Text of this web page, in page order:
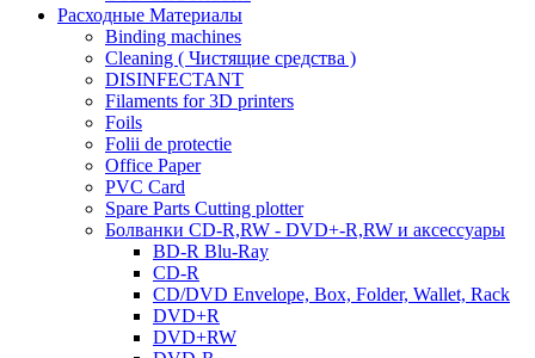
Расходные Материалы
Binding machines
Cleaning ( Чистящие средства )
DISINFECTANT
Filaments for 3D printers
Foils
Folii de protectie
Office Paper
PVC Card
Spare Parts Cutting plotter
Болванки CD-R,RW - DVD+-R,RW и аксессуары
BD-R Blu-Ray
CD-R
CD/DVD Envelope, Box, Folder, Wallet, Rack
DVD+R
DVD+RW